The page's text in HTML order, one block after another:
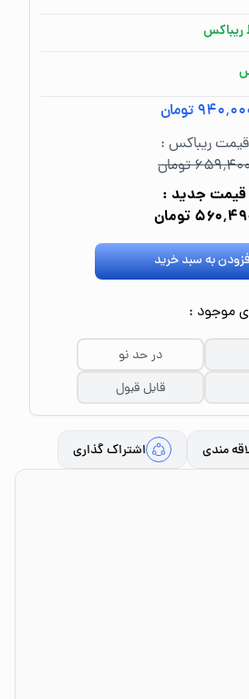
ریباکس
تومان
قیمت ریباکس :
تومان
قیمت جدید :
تومان
به سبد خرید
موجود :
در حد نو
قابل قبول
مندی اشتراک گذاری